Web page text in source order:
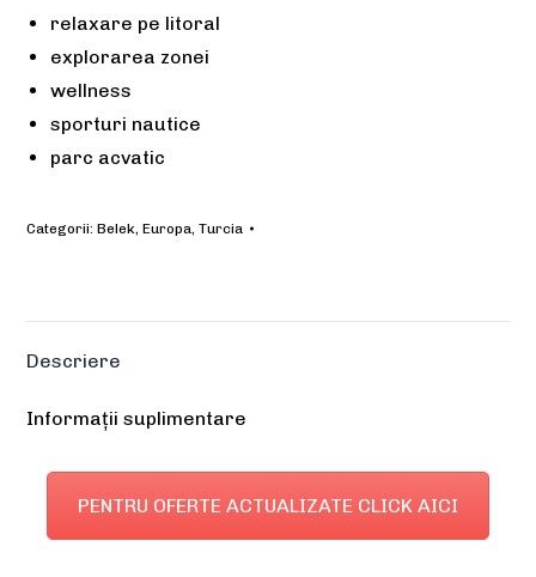
relaxare pe litoral
explorarea zonei
wellness
sporturi nautice
parc acvatic
Categorii:Belek,Europa,Turcia
Descriere
Informații suplimentare
PENTRU OFERTE ACTUALIZATE CLICK AICI